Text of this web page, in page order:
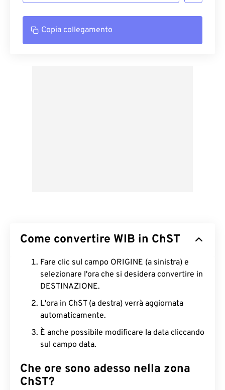
Copia collegamento
Come convertire WIB in ChST
Fare clic sul campo ORIGINE (a sinistra) e
selezionare l'ora che si desidera convertire in
DESTINAZIONE.
L'ora in ChST (a destra) verrà aggiornata
automaticamente.
È anche possibile modificare la data cliccando
sul campo data.
Che ore sono adesso nella zona
ChST?